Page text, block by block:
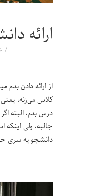
ارائه
از ارائه دادن بدم
کلاس می‌زنه،
درس بدم، البته
جالبه، ولی
دانشجو یه سری